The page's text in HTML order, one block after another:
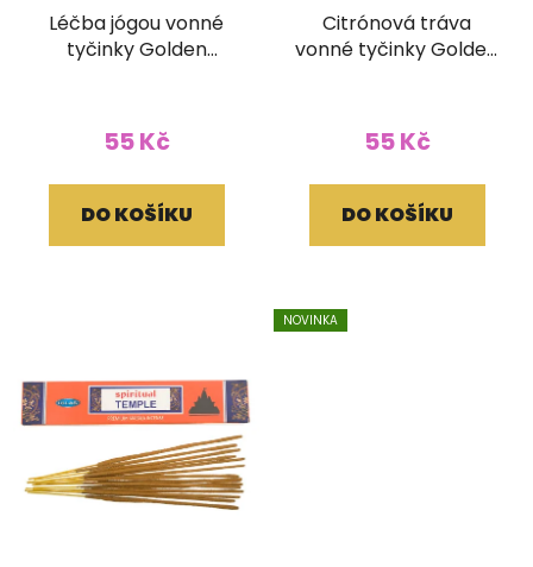
Léčba jógou vonné
tyčinky Golden
55 Kč
DO KOŠÍKU
Citrónová tráva
vonné tyčinky Golden
55 Kč
DO KOŠÍKU
NOVINKA